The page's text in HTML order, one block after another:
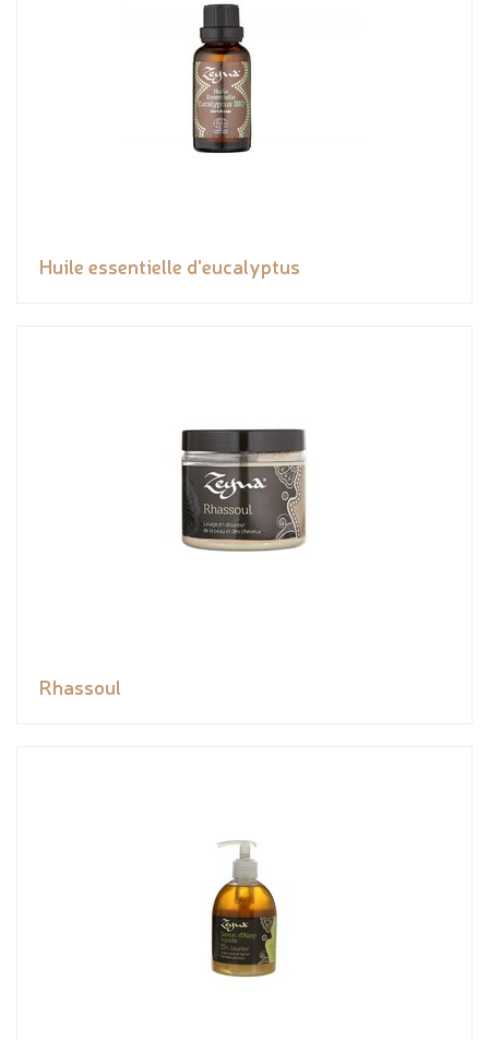
Huile essentielle d'eucalyptus
Rhassoul